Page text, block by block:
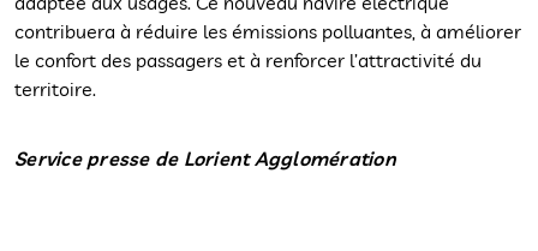
contribuera à réduire les émissions polluantes, à améliorer
le confort des passagers et à renforcer l’attractivité du
territoire.
Service presse de Lorient Agglomération